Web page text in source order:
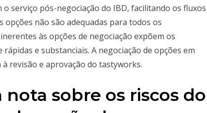
serviço pós-negociação do IBD, facilitando os fluxos
opções não são adequadas para todos os
às opções de negociação expõem os
e substanciais. A negociação de opções em
revisão e aprovação do tastyworks.
nota sobre os riscos do